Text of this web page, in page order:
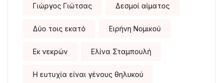
Γιώργος Γιώτσας Δεσμοί αίματος
Δύο τοις εκατό Ειρήνη Νομικού
Εκ νεκρών Ελίνα Σταμπουλή
Η ευτυχία είναι γένους θηλυκού